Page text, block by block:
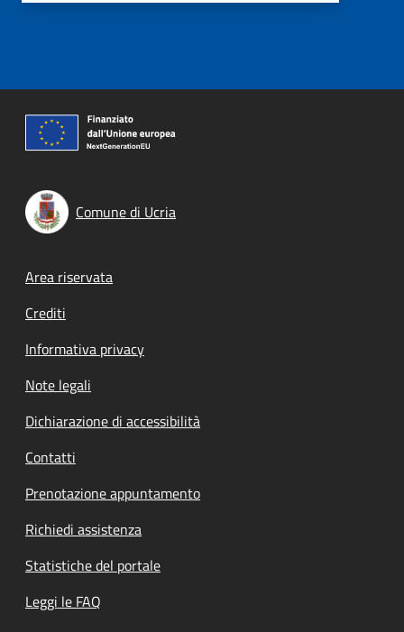
Comune di Ucria
Footer menu
Area riservata
Crediti
Informativa privacy
Note legali
Dichiarazione di accessibilità
Contatti
Prenotazione appuntamento
Richiedi assistenza
Statistiche del portale
Leggi le FAQ